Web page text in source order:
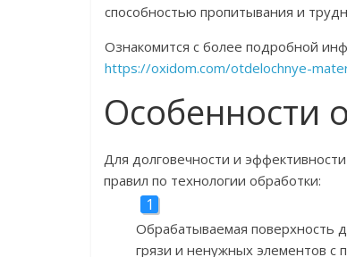
способностью пропитывания и
Ознакомится с более подробной
https://oxidom.com/otdelochnye-
Особенности
Для долговечности и
правил по технологии обработки:
Обрабатываемая поверхность
грязи и ненужных элементов с